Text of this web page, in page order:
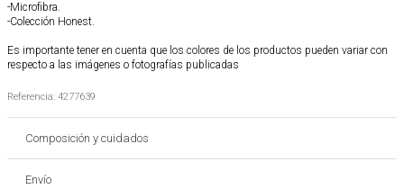
-Microfibra.
-Colección Honest.
Es importante tener en cuenta que los colores de los productos pueden variar con
respecto a las imágenes o fotografías publicadas
Referencia: 4277639
Composición y cuidados
Envío